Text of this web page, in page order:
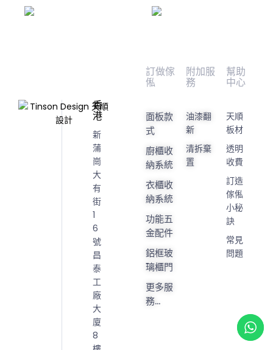
香
港
新
蒲
崗
大
有
街
1
6
號
昌
泰
工
廠
大
廈
8
訂做傢
俬
面板款
式
廚櫃收
納系統
衣櫃收
納系統
功能五
金配件
鋁框玻
璃櫃門
更多服
務...
附加服
務
油漆翻
新
清拆棄
置
幫助
中心
天順
板材
透明
收費
訂造
傢俬
小秘
訣
常見
問題